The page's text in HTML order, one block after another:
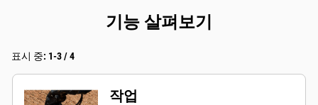
기능 살펴보기
표시 중: 1-3 / 4
작업